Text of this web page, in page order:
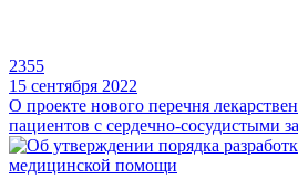
2355
15 сентября 2022
О проекте нового перечня
пациентов с сердечно-сосудистыми